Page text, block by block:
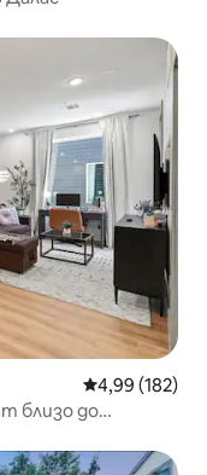
Средна
4,99 (182)
близо до